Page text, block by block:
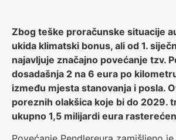
Zbog teške proračunske situacije
ukida klimatski bonus, ali od 1.
najavljuje značajno povećanje tzv.
dosadašnja 2 na 6 eura po
između mjesta stanovanja i posla.
poreznih olakšica koje bi do 2029.
ukupno 1,5 milijardi eura